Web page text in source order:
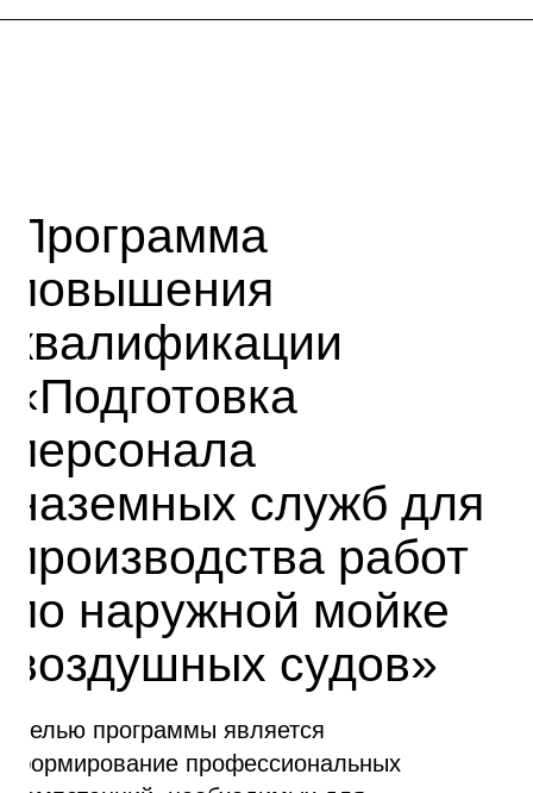
Программа
повышения
квалификации
«Подготовка
персонала
наземных служб для
производства работ
по наружной мойке
воздушных судов»
Целью программы является
формирование профессиональных